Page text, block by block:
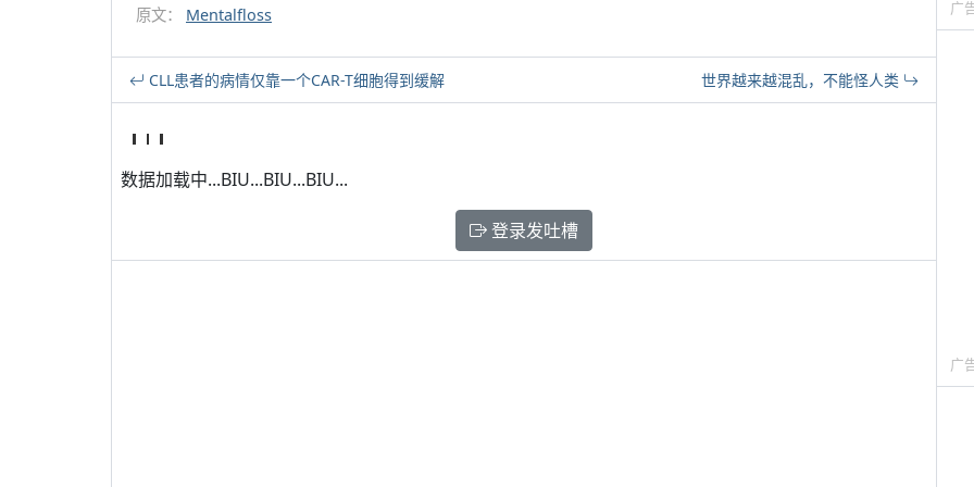
原文： Mentalfloss
CLL患者的病情仅靠一个CAR-T细胞得到缓解 世界越来越混乱，不能怪人类
数据加载中...BIU...BIU...BIU...
登录发吐槽
广
广